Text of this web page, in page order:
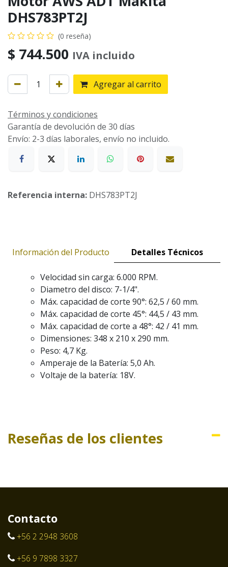
DHS783PT2J
(0 reseña)
$ 744.500 IVA incluido
Agregar al carrito
Términos y condiciones
Garantía de devolución de 30 días
Envío: 2-3 días laborales, envío no incluido.
Referencia interna: DHS783PT2J
Información del Producto Detalles Técnicos
Velocidad sin carga: 6.000 RPM.
Diametro del disco: 7-1/4".
Máx. capacidad de corte 90°: 62,5 / 60 mm.
Máx. capacidad de corte 45°: 44,5 / 43 mm.
Máx. capacidad de corte a 48°: 42 / 41 mm.
Dimensiones: 348 x 210 x 290 mm.
Peso: 4,7 Kg.
Amperaje de la Batería: 5,0 Ah.
Voltaje de la batería: 18V.
Reseñas de los clientes
Contacto
+56 2 2948 3608
+56 9 7898 3327